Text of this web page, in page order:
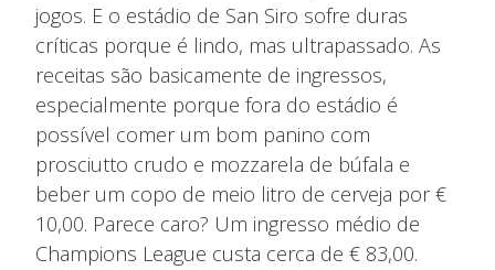
jogos. E o estádio de San Siro sofre duras
críticas porque é lindo, mas ultrapassado. As
receitas são basicamente de ingressos,
especialmente porque fora do estádio é
possível comer um bom panino com
prosciutto crudo e mozzarela de búfala e
beber um copo de meio litro de cerveja por €
10,00. Parece caro? Um ingresso médio de
Champions League custa cerca de € 83,00.